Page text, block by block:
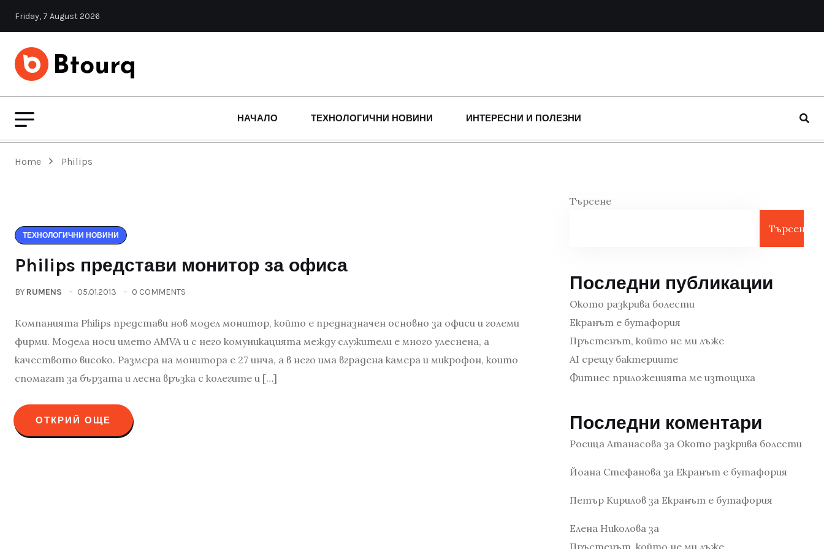
Friday, 7 August 2026
НАЧАЛО ТЕХНОЛОГИЧНИ НОВИНИ ИНТЕРЕСНИ И ПОЛЕЗНИ
Home Philips
ТЕХНОЛОГИЧНИ НОВИНИ
Philips представи монитор за офиса
BY RUMENS 05.01.2013 0 COMMENTS
Компанията Philips представи нов модел монитор, който е предназначен основно за офиси и големи
фирми. Модела носи името AMVA и с него комуникацията между служители е много улеснена, а
качеството високо. Размера на монитора е 27 инча, а в него има вградена камера и микрофон, които
спомагат за бързата и лесна връзка с колегите и […]
ОТКРИЙ ОЩЕ
Търсене
Търсене
Последни публикации
Окото разкрива болести
Екранът е бутафория
Пръстенът, който не ми лъже
AI срещу бактериите
Фитнес приложенията ме изтощиха
Последни коментари
Росица Атанасова за Окото разкрива болести
Йоана Стефанова за Екранът е бутафория
Петър Кирилов за Екранът е бутафория
Елена Николова за
Пръстенът, който не ми лъже